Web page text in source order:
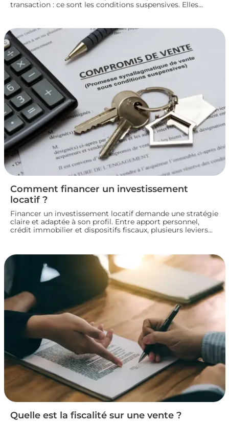
transaction : ce sont les conditions suspensives. Elles
parties jusqu’à la réalisation du projet immobilier. Nous
faisons le point sur leur fonctionnement et leur rôle dans
le bon déroulement d’une transaction immobilière.
Comment financer un investissement
locatif ?
Financer un investissement locatif demande une stratégie
claire et adaptée à son profil. Entre apport personnel,
crédit immobilier et dispositifs fiscaux, plusieurs leviers
solutions pour construire un plan de financement solide
et lancer son investissement locatif dans de bonnes
conditions.
Quelle est la fiscalité sur une vente ?